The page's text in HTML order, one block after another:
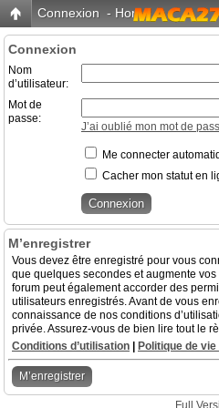
Connexion - Home
Connexion
Nom
d’utilisateur:
Mot de
passe:
J’ai oublié mon mot de
Me connecter
Cacher mon statut en
M’enregistrer
Vous devez être enregistré pour vous
que quelques secondes et augmente vos
forum peut également accorder des
utilisateurs enregistrés. Avant de vous
connaissance de nos conditions
privée. Assurez-vous de bien lire tout le
Conditions d’utilisation
Politique de
M’enregistrer
Full